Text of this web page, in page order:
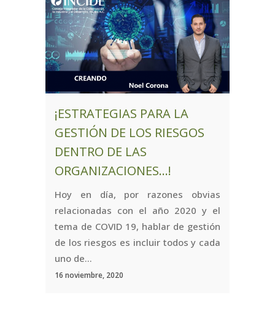
¡ESTRATEGIAS PARA LA
GESTIÓN DE LOS RIESGOS
DENTRO DE LAS
ORGANIZACIONES…!
Hoy en día, por razones obvias
relacionadas con el año 2020 y el
tema de COVID 19, hablar de gestión
de los riesgos es incluir todos y cada
uno de...
16 noviembre, 2020